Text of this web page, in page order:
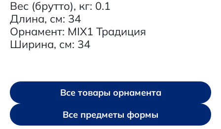
Вес (брутто), кг: 0.1
Длина, см: 34
Орнамент: MIX1 Традиция
Ширина, см: 34
Все товары орнамента
Все предметы формы